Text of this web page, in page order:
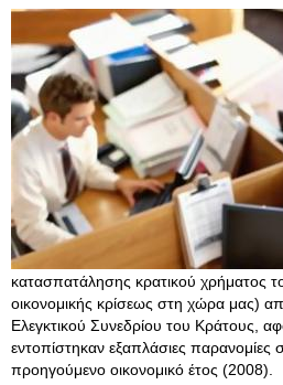
κατασπατάλησης κρατικού χρήματος
οικονομικής κρίσεως στη χώρα μας)
Ελεγκτικού Συνεδρίου του Κράτους,
εντοπίστηκαν εξαπλάσιες παρανομίες
προηγούμενο οικονομικό έτος (2008).